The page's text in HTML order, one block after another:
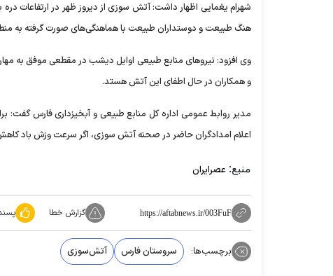
شهرام یغمایی اظهار داشت: آتش سوزی از دیروز ظهر در ارتفاعات
هنگ طبیعت و دوستداران طبیعت با هماهنگی‌های صورت گرفته به
وی افزود: نیرو‌های منابع طبیعی اوایل دیشب در مقطعی موفق به
و همکاران در حال اطفای این آتش هستد.
مدیر روابط عمومی اداره کل منابع طبیعی و آبخیزداری فارس گفت:
اعلام امدادگران حاضر در صحنه آتش سوزی، اگر سرعت وزش باد
منبع: عصرایران
https://aftabnews.ir/003FuF گزارش خطا
برچسب‌ها: سروستان فارس آتش‌سوزی